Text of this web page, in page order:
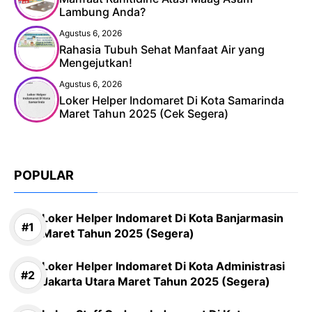
Lambung Anda?
Agustus 6, 2026
Rahasia Tubuh Sehat Manfaat Air yang
Mengejutkan!
Agustus 6, 2026
Loker Helper Indomaret Di Kota Samarinda
Maret Tahun 2025 (Cek Segera)
POPULAR
Loker Helper Indomaret Di Kota Banjarmasin
Maret Tahun 2025 (Segera)
Loker Helper Indomaret Di Kota Administrasi
Jakarta Utara Maret Tahun 2025 (Segera)